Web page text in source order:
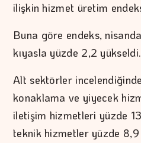
ilişkin hizmet üretim
Buna göre endeks,
kıyasla yüzde 2,2 yükseldi.
Alt sektörler
konaklama ve yiyecek
iletişim hizmetleri yüzde
teknik hizmetler yüzde